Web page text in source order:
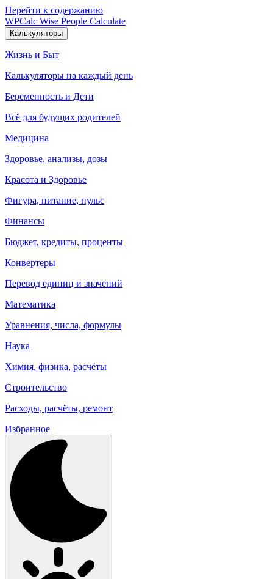
Перейти к содержанию
WPCalc Wise People Calculate
Калькуляторы
Жизнь и Быт
Калькуляторы на каждый день
Беременность и Дети
Всё для будущих родителей
Медицина
Здоровье, анализы, дозы
Красота и Здоровье
Фигура, питание, пульс
Финансы
Бюджет, кредиты, проценты
Конвертеры
Перевод единиц и значений
Математика
Уравнения, числа, формулы
Наука
Химия, физика, расчёты
Строительство
Расходы, расчёты, ремонт
Избранное